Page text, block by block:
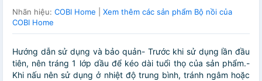
Nhãn hiệu: COBI Home
Xem thêm các sản phẩm Bộ nồi của
COBI Home
Hướng dẫn sử dụng và bảo quản- Trước khi sử dụng lần đầu
tiên, nên tráng 1 lớp dầu để kéo dài tuổi thọ của sản phẩm.-
Khi nấu nên sử dụng ở nhiệt độ trung bình, tránh ngâm hoặc